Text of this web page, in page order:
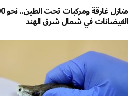
الفيضانات في شمال شرق الهند